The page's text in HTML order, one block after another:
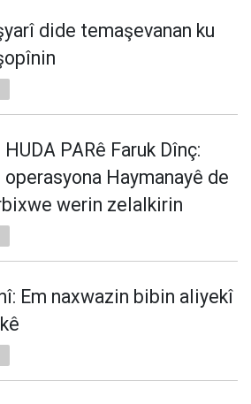
dide temaşevanan ku
PARê Faruk Dînç:
Haymanayê de
werin zelalkirin
Em naxwazin bibin aliyekî